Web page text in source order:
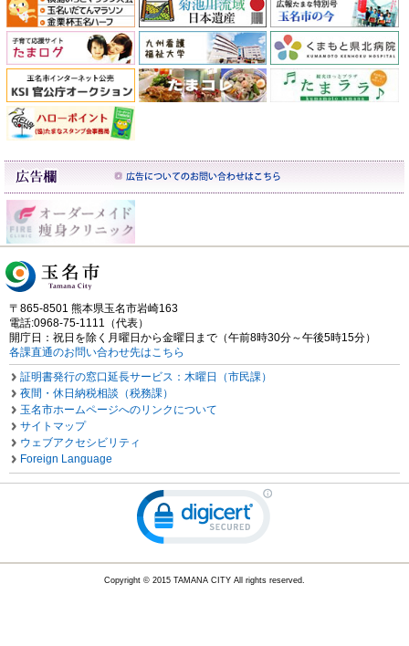
〒865-8501 熊本県玉名市岩崎163
電話:0968-75-1111（代表）
開庁日：祝日を除く月曜日から金曜日まで（午前8時30分～午後5時15分）
各課直通のお問い合わせ先はこちら
証明書発行の窓口延長サービス：木曜日（市民課）
夜間・休日納税相談（税務課）
玉名市ホームページへのリンクについて
サイトマップ
ウェブアクセシビリティ
Foreign Language
Copyright © 2015 TAMANA CITY All rights reserved.